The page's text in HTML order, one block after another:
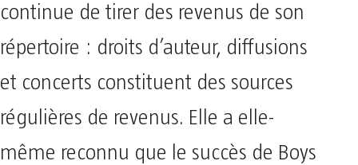
continue de tirer des revenus de son
répertoire : droits d’auteur, diffusions
et concerts constituent des sources
régulières de revenus. Elle a elle-
même reconnu que le succès de Boys